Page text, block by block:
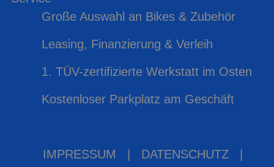
Große Auswahl an Bikes & Zubehör
Leasing, Finanzierung & Verleih
1. TÜV-zertifizierte Werkstatt im Osten
Kostenloser Parkplatz am Geschäft
IMPRESSUM DATENSCHUTZ